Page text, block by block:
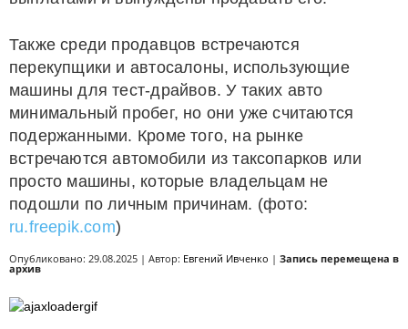
Также среди продавцов встречаются
перекупщики и автосалоны, использующие
машины для тест-драйвов. У таких авто
минимальный пробег, но они уже считаются
подержанными. Кроме того, на рынке
встречаются автомобили из таксопарков или
просто машины, которые владельцам не
подошли по личным причинам. (фото:
ru.freepik.com)
Опубликовано: 29.08.2025 | Автор: Евгений Ивченко | Запись перемещена в
архив